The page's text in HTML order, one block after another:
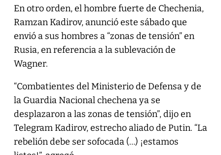
En otro orden, el hombre fuerte de Chechenia,
Ramzan Kadirov, anunció este sábado que
envió a sus hombres a “zonas de tensión” en
Rusia, en referencia a la sublevación de
Wagner.
“Combatientes del Ministerio de Defensa y de
la Guardia Nacional chechena ya se
desplazaron a las zonas de tensión”, dijo en
Telegram Kadirov, estrecho aliado de Putin. “La
rebelión debe ser sofocada (…) ¡estamos